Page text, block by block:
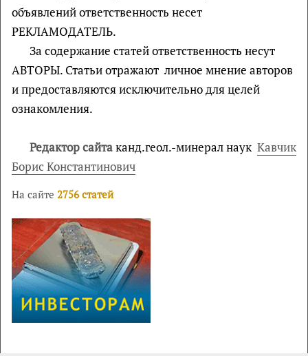
объявлений ответственность несет
РЕКЛАМОДАТЕЛЬ.
За содержание статей ответственность несут
АВТОРЫ. Статьи отражают личное мнение авторов
и предоставляются исключительно для целей
ознакомления.
Редактор сайтаканд.геол.-минерал наук Кавчик
Борис Константинович
На сайте 2756 статей